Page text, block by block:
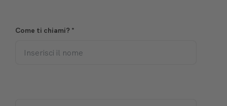
Come ti chiami? *